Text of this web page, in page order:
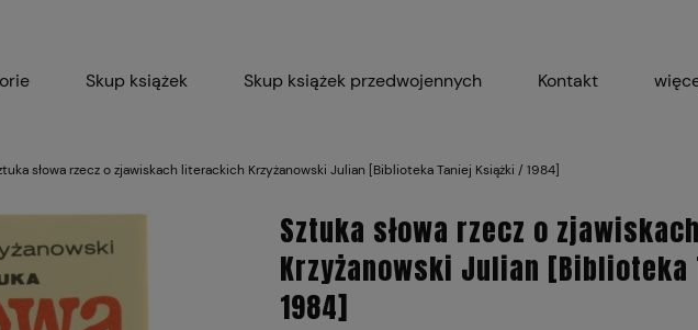
Skup książek Skup książek przedwojennych Kontakt
słowa rzecz o zjawiskach literackich Krzyżanowski Julian [Biblioteka Taniej Książki / 1984]
Sztuka słowa rzecz o
Krzyżanowski Julian
1984]